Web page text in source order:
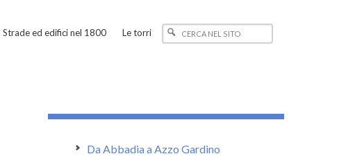
Strade ed edifici nel 1800 Le torri
Da Abbadia a Azzo Gardino